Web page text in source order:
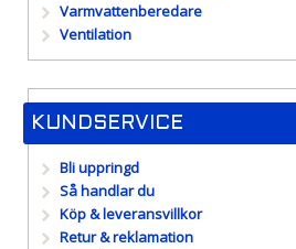
Varmvattenberedare
Ventilation
KUNDSERVICE
Bli uppringd
Så handlar du
Köp & leveransvillkor
Retur & reklamation